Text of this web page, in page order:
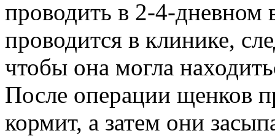
проводить в 2-4-дневном
проводится в клинике,
чтобы она могла
После операции щенков
кормит, а затем они